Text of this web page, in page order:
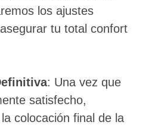
los ajustes
tu total confort
: Una vez que
satisfecho,
colocación final de la